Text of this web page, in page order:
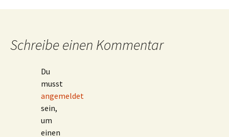
Schreibe einen Kommentar
Du
musst
angemeldet
sein,
um
einen